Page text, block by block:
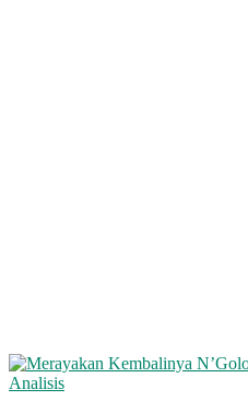
Analisis